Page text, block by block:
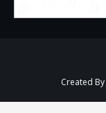
Created By